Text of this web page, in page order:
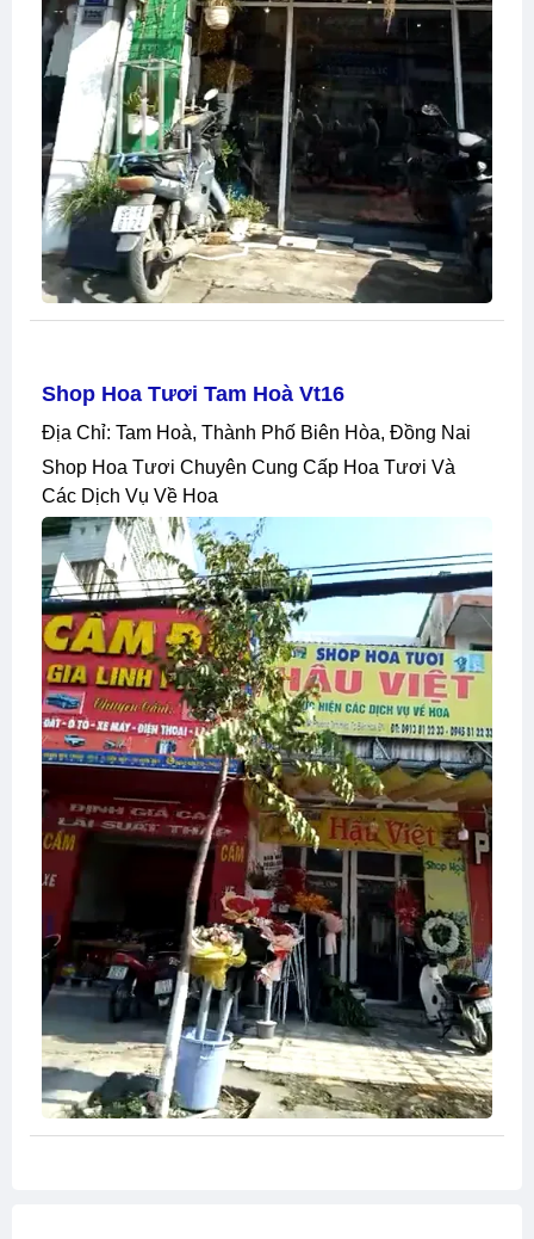
Shop Hoa Tươi Tam Hoà Vt16
Địa Chỉ: Tam Hoà, Thành Phố Biên Hòa, Đồng Nai
Shop Hoa Tươi Chuyên Cung Cấp Hoa Tươi Và
Các Dịch Vụ Về Hoa